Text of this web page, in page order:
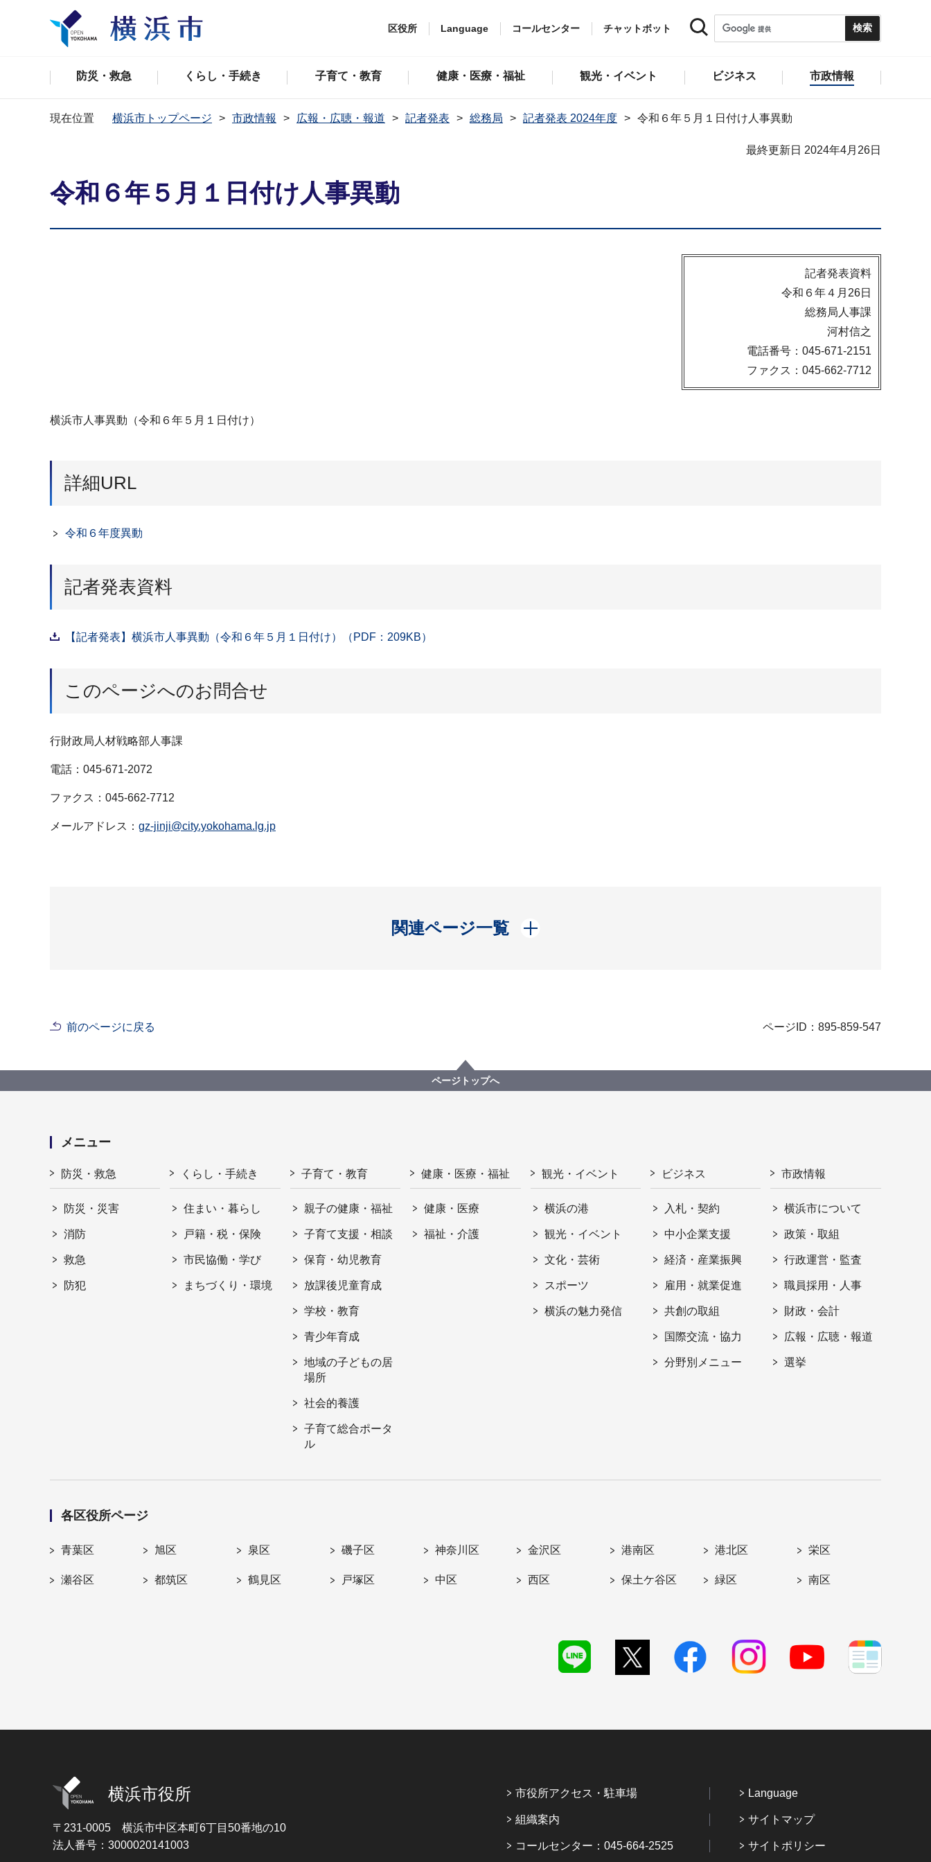
区役所 Language コールセンター チャットボット
防災・救急 くらし・手続き 子育て・教育 健康・医療・福祉 観光・イベント ビジネス 市政情報
現在位置 横浜市トップページ 市政情報 広報・広聴・報道 記者発表 総務局 記者発表 2024年度 令和６年５月１日付け人事異動
最終更新日 2024年4月26日
令和６年５月１日付け人事異動
記者発表資料
令和６年４月26日
総務局人事課
河村信之
電話番号：045-671-2151
ファクス：045-662-7712
横浜市人事異動（令和６年５月１日付け）
詳細URL
令和６年度異動
記者発表資料
【記者発表】横浜市人事異動（令和６年５月１日付け）（PDF：209KB）
このページへのお問合せ
行財政局人材戦略部人事課
電話：045-671-2072
ファクス：045-662-7712
メールアドレス： gz-jinji@city.yokohama.lg.jp
関連ページ一覧
開く
前のページに戻る ページID：895-859-547
ページトップへ
メニュー
防災・救急
防災・災害
消防
救急
防犯
くらし・手続き
住まい・暮らし
戸籍・税・保険
市民協働・学び
まちづくり・環境
子育て・教育
親子の健康・福祉
子育て支援・相談
保育・幼児教育
放課後児童育成
学校・教育
青少年育成
地域の子どもの居
場所
社会的養護
子育て総合ポータ
ル
健康・医療・福祉
健康・医療
福祉・介護
観光・イベント
横浜の港
観光・イベント
文化・芸術
スポーツ
横浜の魅力発信
ビジネス
入札・契約
中小企業支援
経済・産業振興
雇用・就業促進
共創の取組
国際交流・協力
分野別メニュー
市政情報
横浜市について
政策・取組
行政運営・監査
職員採用・人事
財政・会計
広報・広聴・報道
選挙
各区役所ページ
青葉区 旭区 泉区 磯子区 神奈川区 金沢区 港南区 港北区 栄区
瀬谷区 都筑区 鶴見区 戸塚区 中区 西区 保土ケ谷区 緑区 南区
横浜市役所
〒231-0005 横浜市中区本町6丁目50番地の10
法人番号：3000020141003
市役所アクセス・駐車場
組織案内
コールセンター：045-664-2525
Language
サイトマップ
サイトポリシー